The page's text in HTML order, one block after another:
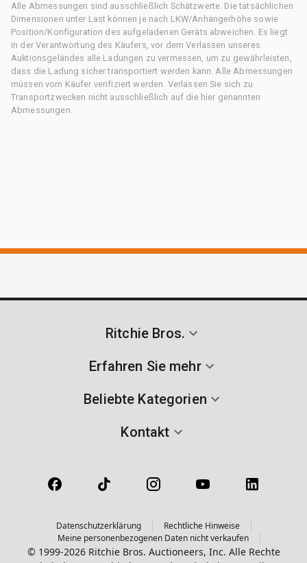
Alle Abmessungen sind ausschließlich Schätzwerte. Die tatsächlichen
Dimensionen unter Last können je nach LKW/Anhängerhöhe sowie
Position/Konfiguration des aufgeladenen Geräts abweichen. Es liegt
in der Verantwortung des Käufers, vor dem Verlassen unseres
Auktionsgeländes alle Ladungen zu vermessen, um zu gewährleisten,
dass die Ladung sicher transportiert werden kann. Alle Abmessungen
müssen vom Käufer verifiziert werden. Verlassen Sie sich zu
Transportzwecken nicht ausschließlich auf die hier genannten
Abmessungen.
Ritchie Bros.
Erfahren Sie mehr
Beliebte Kategorien
Kontakt
Datenschutzerklärung
Rechtliche Hinweise
Meine personenbezogenen Daten nicht verkaufen
© 1999-2026 Ritchie Bros. Auctioneers, Inc. Alle Rechte